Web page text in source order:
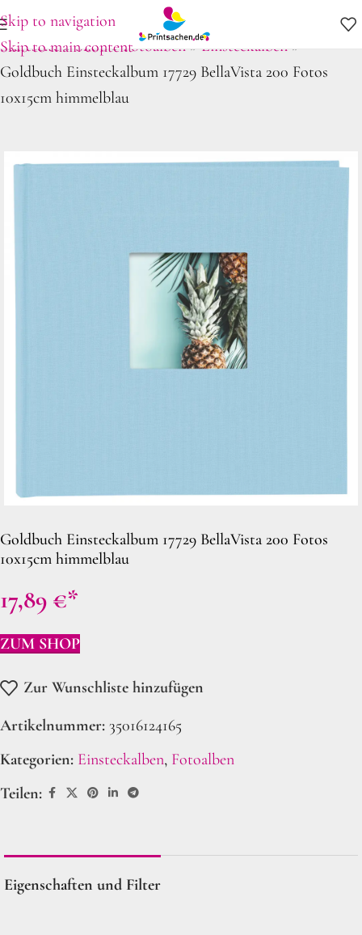
Skip to navigation
Skip to main content
Startseite»Shop»Fotoalben»Einsteckalben »
Goldbuch Einsteckalbum 17729 BellaVista 200 Fotos
10x15cm himmelblau
Goldbuch Einsteckalbum 17729 BellaVista 200 Fotos
10x15cm himmelblau
17,89 €
ZUM SHOP
Zur Wunschliste hinzufügen
Artikelnummer: 35016124165
Kategorien: Einsteckalben, Fotoalben
Teilen:
Eigenschaften und Filter